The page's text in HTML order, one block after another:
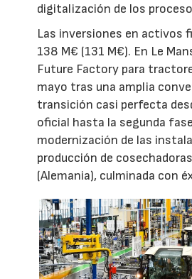
digitalización de los
Las inversiones en activos
138 M€ (131 M€). En Le
Future Factory para
mayo tras una amplia
transición casi perfecta
oficial hasta la segunda
modernización de las
producción de
(Alemania), culminada con